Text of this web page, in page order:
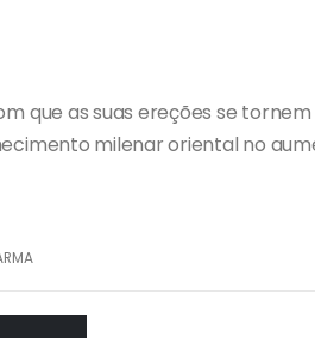
que as suas ereções se
milenar oriental no